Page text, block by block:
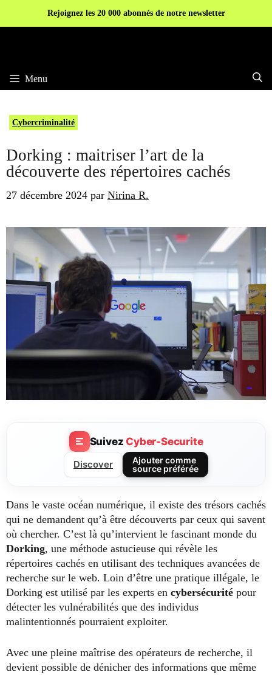
Rejoignez les 20 000 abonnés de notre newsletter
Menu
Cybercriminalité
Dorking : maitriser l’art de la
découverte des répertoires cachés
27 décembre 2024 par Nirina R.
SuivezCyber-Securite
Discover
Ajouter comme
source préférée
Dans le vaste océan numérique, il existe des trésors cachés
qui ne demandent qu’à être découverts par ceux qui savent
où chercher. C’est là qu’intervient le fascinant monde du
Dorking, une méthode astucieuse qui révèle les
répertoires cachés en utilisant des techniques avancées de
recherche sur le web. Loin d’être une pratique illégale, le
Dorking est utilisé par les experts en cybersécurité pour
détecter les vulnérabilités que des individus
malintentionnés pourraient exploiter.
Avec une pleine maîtrise des opérateurs de recherche, il
devient possible de dénicher des informations que même